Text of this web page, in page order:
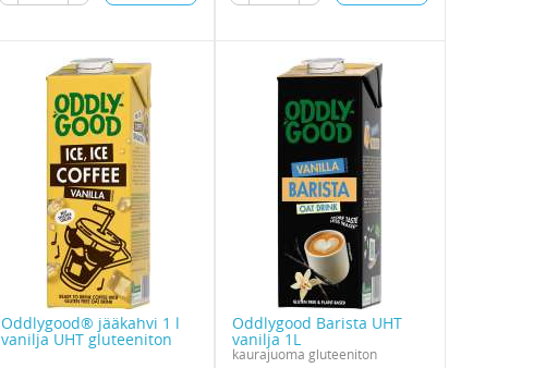
Oddlygood® jääkahvi 1 l
vanilja UHT gluteeniton
Oddlygood Barista UHT
vanilja 1L
kaurajuoma gluteeniton